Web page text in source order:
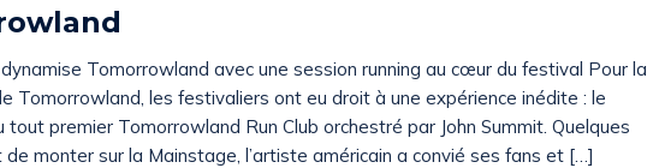
dynamise Tomorrowland avec une session running au cœur du festival Pour la
Tomorrowland, les festivaliers ont eu droit à une expérience inédite : le
tout premier Tomorrowland Run Club orchestré par John Summit. Quelques
de monter sur la Mainstage, l’artiste américain a convié ses fans et […]